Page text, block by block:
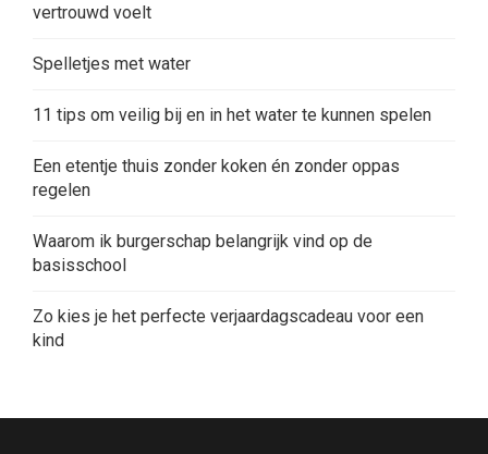
vertrouwd voelt
Spelletjes met water
11 tips om veilig bij en in het water te kunnen spelen
Een etentje thuis zonder koken én zonder oppas
regelen
Waarom ik burgerschap belangrijk vind op de
basisschool
Zo kies je het perfecte verjaardagscadeau voor een
kind